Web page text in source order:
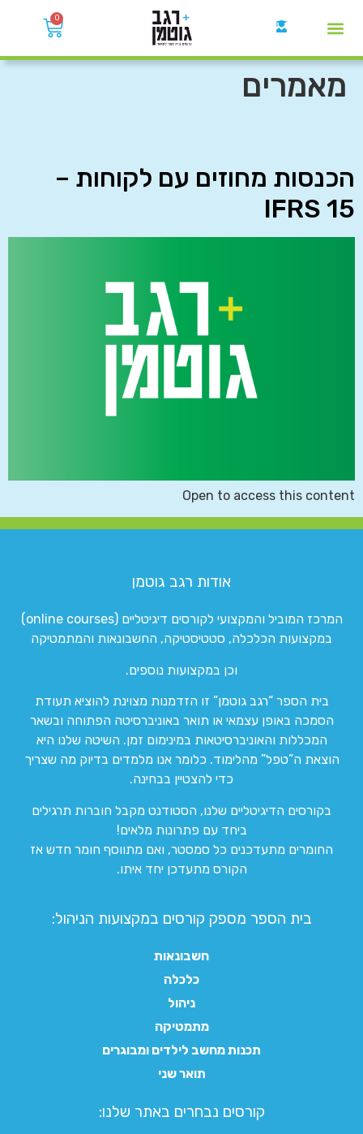
0
מאמרים
הכנסות מחוזים עם לקוחות –
IFRS 15
Open to access this content
אודות רגב גוטמן
המרכז המוביל והמקצועי לקורסים דיגיטליים (online courses)
במקצועות הכלכלה, סטטיסטיקה, החשבונאות והמתמטיקה
וכן במקצועות נוספים.
בית הספר “רגב גוטמן” זו הזדמנות מצוינת להוציא תעודת
הסמכה באופן עצמאי או תואר באוניברסיטה הפתוחה ובשאר
המכללות והאוניברסיטאות במינימום זמן. השיטה שלנו היא
הוצאת ה”טפל” מהלימוד. כלומר אנו מלמדים בדיוק מה שצריך
כדי להצטיין בבחינה.
בקורסים הדיגיטליים שלנו, הסטודנט מקבל חוברות תרגילים
ביחד עם פתרונות מלאים!
החומרים מתעדכנים כל סמסטר, ואם מתווסף חומר חדש אז
הקורס מתעדכן יחד איתו.
בית הספר מספק קורסים במקצועות הניהול:
חשבונאות
כלכלה
ניהול
מתמטיקה
תכנות מחשב לילדים ומבוגרים
תואר שני
קורסים נבחרים באתר שלנו:​